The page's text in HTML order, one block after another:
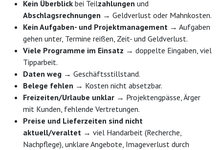
Kein Überblick bei Teilzahlungen und
Abschlagsrechnungen → Geldverlust oder Mahnkosten.
Kein Aufgaben- und Projektmanagement → Aufgaben
gehen unter, Termine reißen, Zeit- und Geldverlust.
Viele Programme im Einsatz → doppelte Eingaben, viel
Tipparbeit.
Daten weg → Geschäftsstillstand.
Belege fehlen → Kosten nicht absetzbar.
Freizeiten/Urlaube unklar → Projektengpässe, Ärger
mit Kunden, fehlende Vertretungen.
Preise und Lieferzeiten sind nicht
aktuell/veraltet → viel Handarbeit (Recherche,
Nachpflege), unklare Angebote, Imageverlust durch